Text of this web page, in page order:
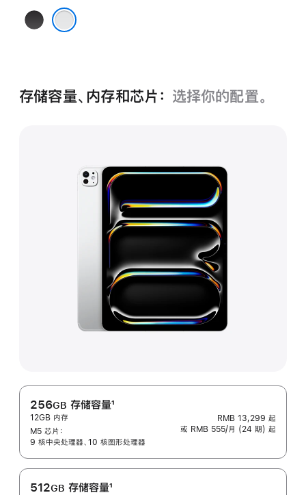
深
存储容量、内存和芯片： 选择你的配置。
256GB 存储容量
脚
注
1
12GB 内存
M5 芯片：
9 核中央处理器、10 核图形处理器
RMB 13,299 起
或 RMB 555/月 (24 期) 起
512GB 存储容量1